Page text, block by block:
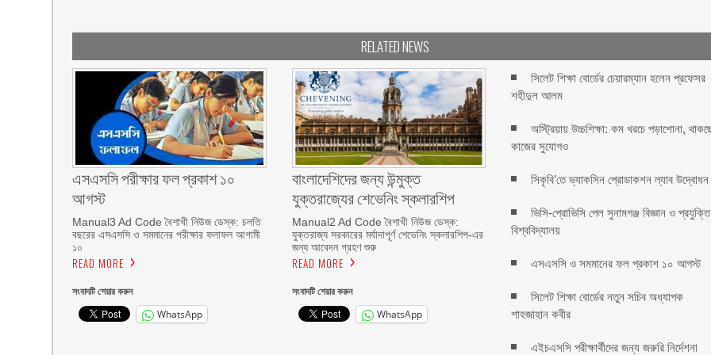
RELATED NEWS
এসএসসি পরীক্ষার ফল প্রকাশ ১০
আগস্ট
Manual3 Ad Code বৈশাখী নিউজ ডেস্ক: চলতি
বছরের এসএসসি ও সমমানের পরীক্ষার ফলাফল আগামী
১০
READ MORE
সংবাদটি শেয়ার করুন
WhatsApp
বাংলাদেশিদের জন্য উন্মুক্ত
যুক্তরাজ্যের শেভেনিং স্কলারশিপ
Manual2 Ad Code বৈশাখী নিউজ ডেস্ক:
যুক্তরাজ্য সরকারের মর্যাদাপূর্ণ শেভেনিং স্কলারশিপ-এর
জন্য আবেদন গ্রহণ শুরু
READ MORE
সংবাদটি শেয়ার করুন
WhatsApp
সিলেট শিক্ষা বোর্ডের চেয়ারম্যান হলেন প্রফেসর
শহীদুল আলম
অস্ট্রিয়ায় উচ্চশিক্ষা: কম খরচে পড়াশোনা,
কাজের সুযোগও
সিকৃবি’তে ভ্যাকসিন প্রোডাকশন ল্যাব উদ্বোধন
ভিসি-প্রোভিসি পেল সুনামগঞ্জ বিজ্ঞান ও প্রযুক্তি
বিশ্ববিদ্যালয়
এসএসসি ও সমমানের ফল প্রকাশ ১০ আগস্ট
সিলেট শিক্ষা বোর্ডের নতুন সচিব অধ্যাপক
শাহজাহান কবীর
এইচএসসি পরীক্ষার্থীদের জন্য জরুরি নির্দেশনা